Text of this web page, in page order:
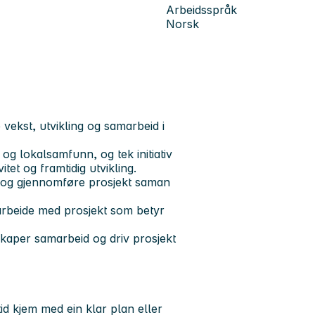
Arbeidsspråk
Norsk
utvikling og samarbeid i
lokalsamfunn, og tek initiativ
og framtidig utvikling.
gjennomføre prosjekt saman
med prosjekt som betyr
samarbeid og driv prosjekt
kjem med ein klar plan eller